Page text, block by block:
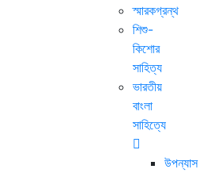
স্মারকগ্রন্থ
শিশু-
কিশোর
সাহিত্য
ভারতীয়
বাংলা
সাহিত্যে
উপন্যাস